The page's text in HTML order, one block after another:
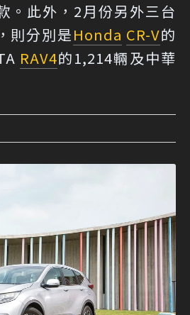
。此外，2月份另外三台
則分別是Honda CR-V的
RAV4的1,214輛及中華